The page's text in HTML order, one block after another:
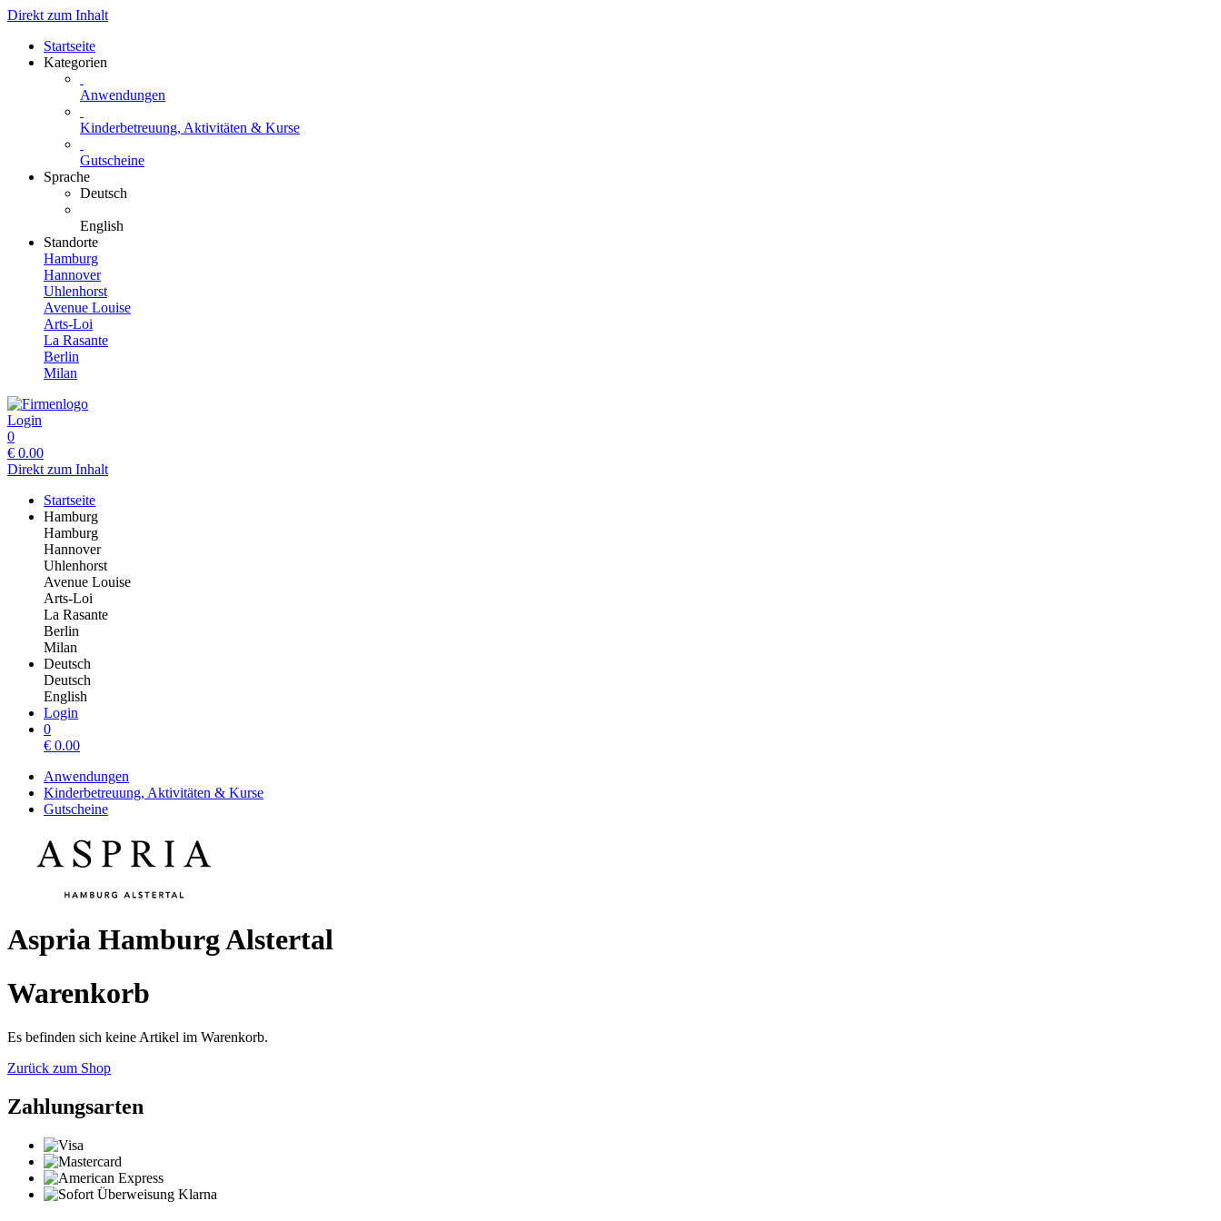
Direkt zum Inhalt
Startseite
Kategorien
Anwendungen
Kinderbetreuung, Aktivitäten & Kurse
Gutscheine
Sprache
Deutsch
English
Standorte
Hamburg
Hannover
Uhlenhorst
Avenue Louise
Arts-Loi
La Rasante
Berlin
Milan
Login
0
€ 0.00
Direkt zum Inhalt
Startseite
Hamburg
Hamburg
Hannover
Uhlenhorst
Avenue Louise
Arts-Loi
La Rasante
Berlin
Milan
Deutsch
Deutsch
English
Login
0
€ 0.00
Anwendungen
Kinderbetreuung, Aktivitäten & Kurse
Gutscheine
Aspria Hamburg Alstertal
Warenkorb
Es befinden sich keine Artikel im Warenkorb.
Zurück zum Shop
Zahlungsarten